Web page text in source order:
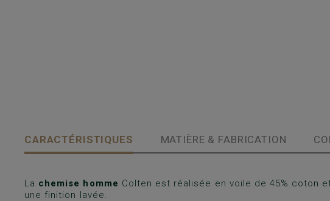
CARACTÉRISTIQUES MATIÈRE & FABRICATION
La chemise homme Colten est réalisée en voile de 45% coton
une finition lavée.